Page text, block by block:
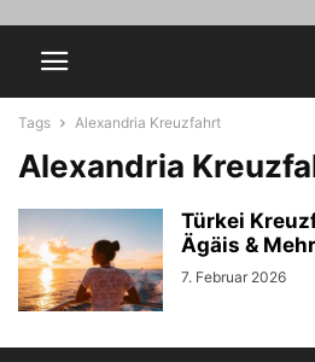
Tags Alexandria Kreuzfahrt
Alexandria
Türkei
Ägäis &
7. Februar 2026